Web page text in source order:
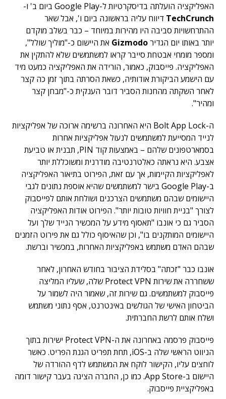
האפליקציה הועלתה בדיסקרטיות ל-Google Play ביום ב' ו-
TechCrunch דיווח עליה בראשונה ביום ו', אבל שאר
ההתרחשויות סביבה היו מהירות במיוחד – כבר בשלב מוקדם
יותר באותו יום הגדירGizmodo את היישום כ-"מוליך שולל",
ומספר מומחי אבטחת סייבר קראו למשתמשים שלא להתקין את
האפליקציה. פייסבוק, כאמור, הורידה את האפליקציה כמעט מיד
עם הישמע הביקורת אודותיה, כשאת הסרתה בתוך זמן כה קצר
לאחר השקתה מהחנות הסביר דובר הענקית כ-"מבחן קצר
ומהיר".
ה-Bolt App Lock היא האחרונה ברשימה ארוכה של אפליקציות
לנייד המסייעת למשתמשים לנעול אפליקציות אחרות
בסמארטפונים שלהם – באמצעות קוד PIN, תבנית או טביעת
אצבע. היא נראתה כאלטרנטיבה מודרנית ומשוכללת יותר
לאפליקציות הקיימות, אך עם זאת, הפירוט בתיאור האפליקציה
ב-Google Play בישר למשתמשים שהיא אוספת נתונים לגבי
היישומים שבהם משתמשים הצרכנים ושולחת אותם לפייסבוק
לצורך "בניית חוויות טובות יותר". הפירוט אודות האפליקציה
הסביר גם כי אונבו "תאסוף מידע על המכשיר הנייד שלך ועל
היישומים המותקנים בו", וכן שהאיסוף כולל גם את פירוט הזמנים
שבהם האדם משתמש באפליקציות האחרות, במכשיר וברשת.
אונבו כבר "זכתה" בסלידת הציבור בחודש האחרון, לאחר
ששחררה את שירות Protect VPN שלה, שעליו המליצה
פייסבוק למשתמשים. גם שירות זה, שאמור היה לשמור על
הביטחון האישי של הגולשים באינטרנט, אסף נתוני משתמש
ושלח אותם לרשת החברתית.
פייסבוק פרסמה באחרונה את ה-Protect VPN ישירות בתוך
הניווט הראשי שלה ב-iOS, תחת תפריט הגנת הפריט. כאשר
לוחצים עליו, הקישור לוקח את המשתמש לדף ההורדה של
היישום ב-App Store. כמו כן, החברה הציגה בעבר קישור דומה
באפליקציית פייסבוק.